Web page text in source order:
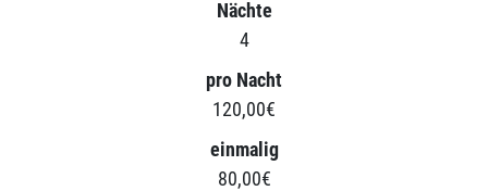
Nächte
4
pro Nacht
120,00€
einmalig
80,00€